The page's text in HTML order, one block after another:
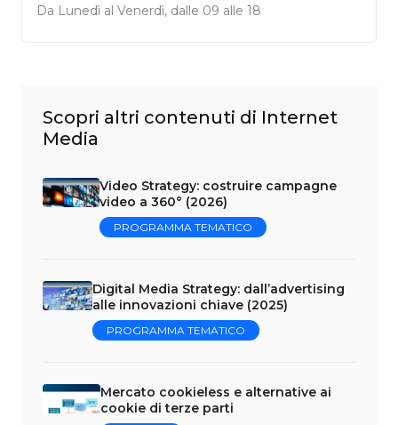
Da Lunedì al Venerdì, dalle 09 alle 18
Scopri altri contenuti di Internet
Media
Video Strategy: costruire campagne
video a 360° (2026)
PROGRAMMA TEMATICO
Digital Media Strategy: dall’advertising
alle innovazioni chiave (2025)
PROGRAMMA TEMATICO
Mercato cookieless e alternative ai
cookie di terze parti